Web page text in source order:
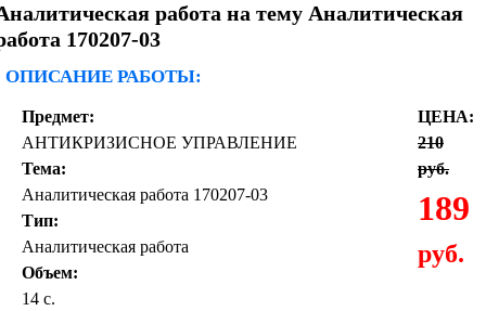
работа на тему Аналитическая
170207-03
ОПИСАНИЕ РАБОТЫ:
Предмет:
АНТИКРИЗИСНОЕ УПРАВЛЕНИЕ
Тема:
Аналитическая работа 170207-03
Тип:
Аналитическая работа
Объем:
14 с.
ЦЕНА:
210
руб.
189
руб.